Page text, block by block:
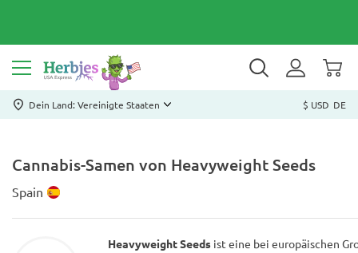
Dein Land: Vereinigte Staaten $ USD DE
Cannabis-Samen von Heavyweight Seeds
Spain
Heavyweight Seeds ist eine bei europäischen